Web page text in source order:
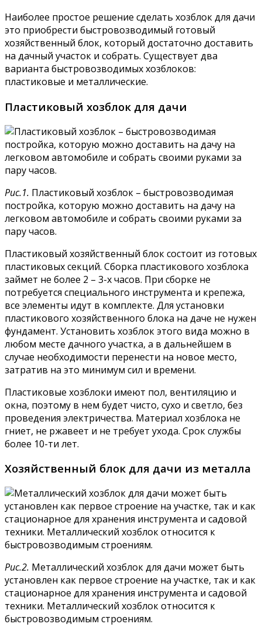
Наиболее простое решение сделать хозблок для дачи
это приобрести быстровозводимый готовый
хозяйственный блок, который достаточно доставить
на дачный участок и собрать. Существует два
варианта быстровозводимых хозблоков:
пластиковые и металлические.
Пластиковый хозблок для дачи
Рис.1. Пластиковый хозблок – быстровозводимая
постройка, которую можно доставить на дачу на
легковом автомобиле и собрать своими руками за
пару часов.
Пластиковый хозяйственный блок состоит из готовых
пластиковых секций. Сборка пластикового хозблока
займет не более 2 – 3-х часов. При сборке не
потребуется специального инструмента и крепежа,
все элементы идут в комплекте. Для установки
пластикового хозяйственного блока на даче не нужен
фундамент. Установить хозблок этого вида можно в
любом месте дачного участка, а в дальнейшем в
случае необходимости перенести на новое место,
затратив на это минимум сил и времени.
Пластиковые хозблоки имеют пол, вентиляцию и
окна, поэтому в нем будет чисто, сухо и светло, без
проведения электричества. Материал хозблока не
гниет, не ржавеет и не требует ухода. Срок службы
более 10-ти лет.
Хозяйственный блок для дачи из металла
Рис.2. Металлический хозблок для дачи может быть
установлен как первое строение на участке, так и как
стационарное для хранения инструмента и садовой
техники. Металлический хозблок относится к
быстровозводимым строениям.